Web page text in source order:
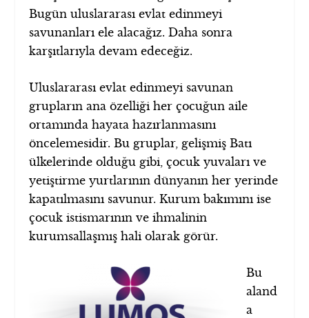
Bugün uluslararası evlat edinmeyi
savunanları ele alacağız. Daha sonra
karşıtlarıyla devam edeceğiz.
Uluslararası evlat edinmeyi savunan
grupların ana özelliği her çocuğun aile
ortamında hayata hazırlanmasını
öncelemesidir. Bu gruplar, gelişmiş Batı
ülkelerinde olduğu gibi, çocuk yuvaları ve
yetiştirme yurtlarının dünyanın her yerinde
kapatılmasını savunur. Kurum bakımını ise
çocuk istismarının ve ihmalinin
kurumsallaşmış hali olarak görür.
Bu
aland
a